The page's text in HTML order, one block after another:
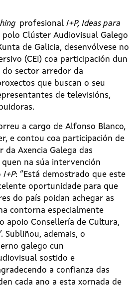
profesional I+P, Ideas para
polo Clúster Audiovisual Galego
de Galicia, desenvólvese no
(CEI) coa participación dun
do sector arredor da
que buscan o seu
de televisións,
a cargo de Alfonso Blanco,
e contou coa participación de
da Axencia Galega das
quen na súa intervención
I+P: “Está demostrado que este
oportunidade para que
do país poidan achegar as
contorna especialmente
apoio Consellería de Cultura,
Subliñou, ademais, o
galego cun
sostido e
a confianza das
cada ano a esta xornada de